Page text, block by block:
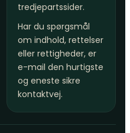
tredjepartssider.
Har du spørgsmål
om indhold, rettelser
eller rettigheder, er
e-mail den hurtigste
og eneste sikre
kontaktvej.